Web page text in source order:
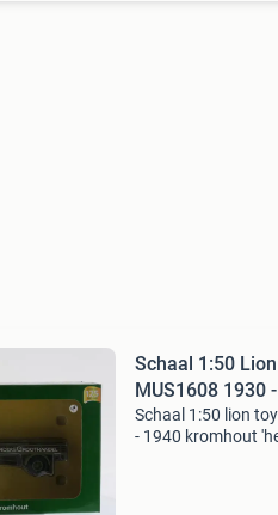
Schaal 1:50 Lion
MUS1608 1930
Schaal 1:50 lion
- 1940 kromhout